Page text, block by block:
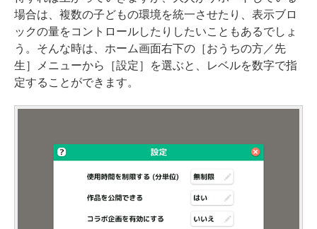
場合は、複数の子どもの環境を統一させたり、表示ブロ
ックの量をコントロールしたりしたいこともあるでしょ
う。そんな時は、ホーム画面右下の［おうちの方／先
生］メニューから［設定］を選ぶと、レベルを数字で指
定することができます。